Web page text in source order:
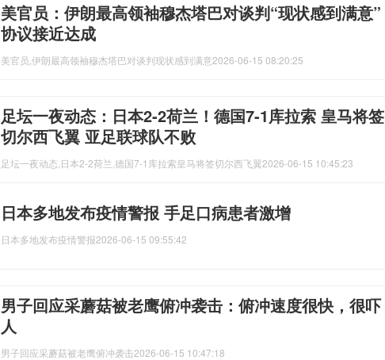
美官员：伊朗最高领袖穆杰塔巴对谈判“现状感到满意”
协议接近达成
美官员,伊朗最高领袖穆杰塔巴对谈判现状感到满意2026-06-15 08:20:25
足坛一夜动态：日本2-2荷兰！德国7-1库拉索 皇马将签
切尔西飞翼 亚足联球队不败
足坛一夜动态,日本2-2荷兰,德国7-1库拉索皇马将签切尔西飞翼2026-06-15 10:45:23
日本多地发布疫情警报 手足口病患者激增
日本多地发布疫情警报2026-06-15 09:55:42
男子回应采蘑菇被老鹰俯冲袭击：俯冲速度很快，很吓
人
男子回应采蘑菇被老鹰俯冲袭击2026-06-15 10:47:18